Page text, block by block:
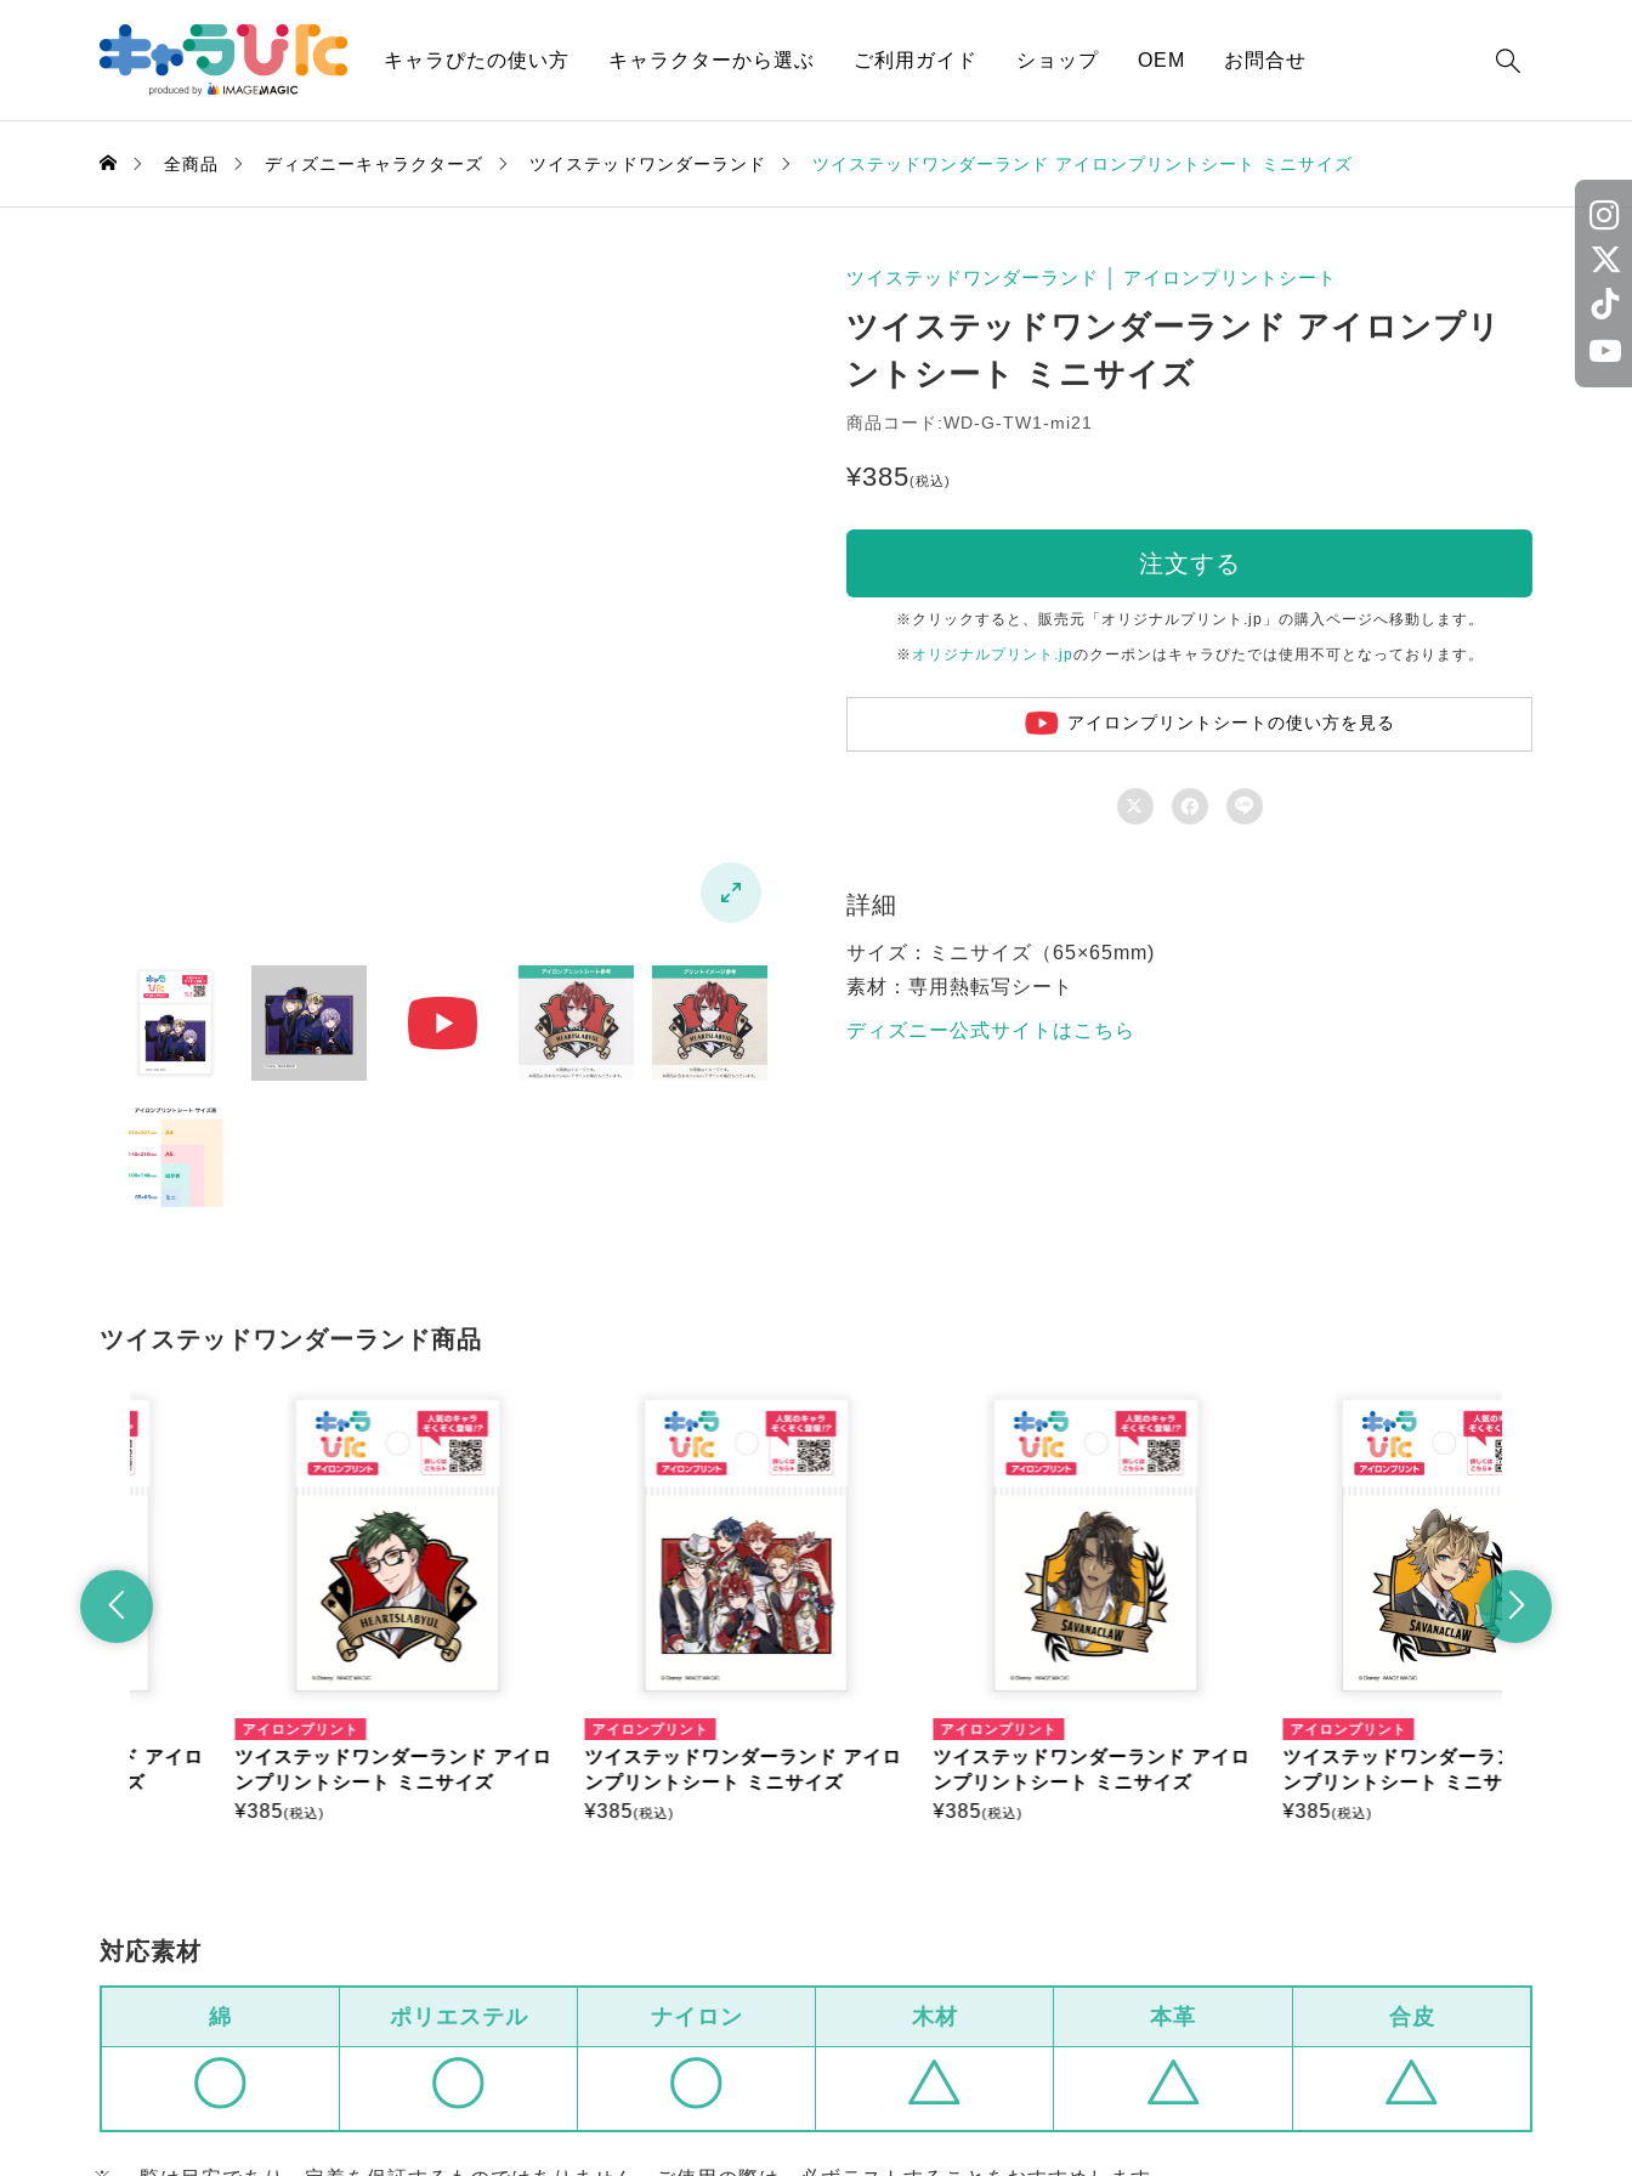
キャラぴたの使い方 キャラクターから選ぶ ご利用ガイド ショップ OEM お問合せ 
全商品 ディズニーキャラクターズ ツイステッドワンダーランド ツイステッドワンダーランド アイロンプリントシート ミニサイズ

ツイステッドワンダーランド アイロンプリントシート
ツイステッドワンダーランド アイロンプリ
ントシート ミニサイズ
商品コード:WD-G-TW1-mi21
¥385(税込)
注文する
※クリックすると、販売元「オリジナルプリント.jp」の購入ページへ移動します。
※ オリジナルプリント.jpのクーポンはキャラぴたでは使用不可となっております。
アイロンプリントシートの使い方を見る
  
詳細
サイズ：ミニサイズ（65×65mm)
素材：専用熱転写シート
ディズニー公式サイトはこちら
ツイステッドワンダーランド商品
アイロンプリント
ツイステッドワンダーランド アイロ
ンプリントシート ミニサイズ
アイロンプリント
ツイステッドワンダーランド アイロ
ンプリントシート ミニサイズ
アイロンプリント
ツイステッドワンダーランド アイロ
ンプリントシート ミニサイズ
アイロンプリント
ツイステッドワンダーランド アイロ
ンプリントシート ミニサイズ
対応素材
綿 ポリエステル ナイロン 木材 本革 合皮